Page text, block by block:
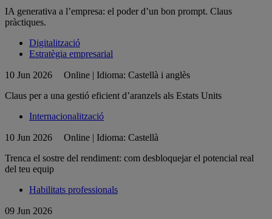
IA generativa a l’empresa: el poder d’un bon prompt. Claus
pràctiques.
Digitalització
Estratègia empresarial
10 Jun 2026
Online | Idioma: Castellà i anglès
Claus per a una gestió eficient d’aranzels als Estats Units
Internacionalització
10 Jun 2026
Online | Idioma: Castellà
Trenca el sostre del rendiment: com desbloquejar el potencial real
del teu equip
Habilitats professionals
09 Jun 2026